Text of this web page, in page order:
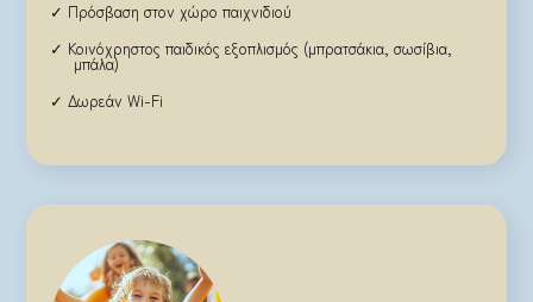
✓ Πρόσβαση στον χώρο παιχνιδιού
✓ Κοινόχρηστος παιδικός εξοπλισμός (μπρατσάκια, σωσίβια,
μπάλα)
✓ Δωρεάν Wi-Fi